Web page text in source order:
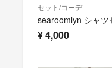
セット/コーデ
¥4,000